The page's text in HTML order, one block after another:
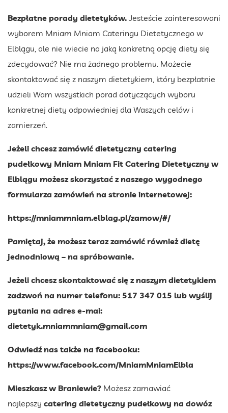
Bezpłatne porady dietetyków. Jesteście zainteresowani
wyborem Mniam Mniam Cateringu Dietetycznego w
Elblągu, ale nie wiecie na jaką konkretną opcję diety się
zdecydować? Nie ma żadnego problemu. Możecie
skontaktować się z naszym dietetykiem, który bezpłatnie
udzieli Wam wszystkich porad dotyczących wyboru
konkretnej diety odpowiedniej dla Waszych celów i
zamierzeń.
Jeżeli chcesz zamówić dietetyczny catering
pudełkowy Mniam Mniam Fit Catering Dietetyczny w
Elblągu możesz skorzystać z naszego wygodnego
formularza zamówień na stronie internetowej:
https://mniammniam.elblag.pl/zamow/#/
Pamiętaj, że możesz teraz zamówić również dietę
jednodniową – na spróbowanie.
Jeżeli chcesz skontaktować się z naszym dietetykiem
zadzwoń na numer telefonu: 517 347 015 lub wyślij
pytania na adres e-mai:
dietetyk.mniammniam@gmail.com
Odwiedź nas także na facebooku:
https://www.facebook.com/MniamMniamElbla
Mieszkasz w Braniewie? Możesz zamawiać
najlepszy catering dietetyczny pudełkowy na dowóz